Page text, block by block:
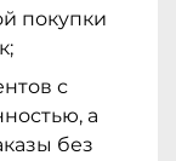
покупки
с
а
без